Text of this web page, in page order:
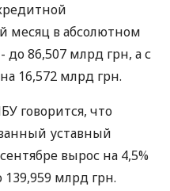
месяц в абсолютном
до 86,507 млрд грн, а с
16,572 млрд грн.
говорится, что
уставный
вырос на 4,5%
139,959 млрд грн.